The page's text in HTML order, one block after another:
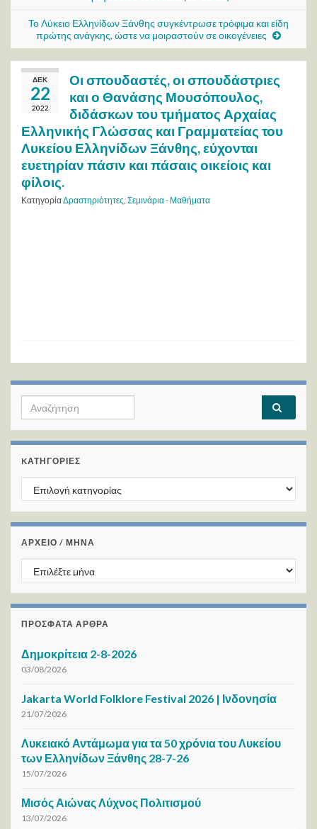
Το Λύκειο Ελληνίδων Ξάνθης συγκέντρωσε τρόφιμα και είδη
πρώτης ανάγκης, ώστε να μοιραστούν σε οικογένειες
ΔΕΚ
22
2022
Οι σπουδαστές, οι σπουδάστριες
και ο Θανάσης Μουσόπουλος,
διδάσκων του τμήματος Αρχαίας
Ελληνικής Γλώσσας και Γραμματείας του
Λυκείου Ελληνίδων Ξάνθης, εύχονται
ευετηρίαν πάσιν και πάσαις οικείοις και
φίλοις.
ΚατηγορίαΔραστηριότητες, Σεμινάρια - Μαθήματα
Search for:
KΑΤΗΓΟΡΊΕΣ
Kατηγορίες
ΑΡΧΕΙΟ / ΜΗΝΑ
ΑΡΧΕΙΟ / ΜΗΝΑ
ΠΡΌΣΦΑΤΑ ΆΡΘΡΑ
Δημοκρίτεια 2-8-2026
03/08/2026
Jakarta World Folklore Festival 2026 | Ινδονησία
21/07/2026
Λυκειακό Αντάμωμα για τα 50 χρόνια του Λυκείου
των Ελληνίδων Ξάνθης 28-7-26
15/07/2026
Μισός Αιώνας Λύχνος Πολιτισμού
13/07/2026